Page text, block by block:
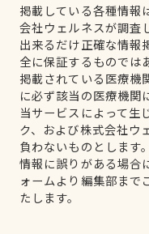
掲載している各種情報
会社ウェルネスが調査
出来るだけ正確な情報
全に保証するものでは
掲載されている医療機
に必ず該当の医療機関
当サービスによって生
ク、および株式会社ウ
負わないものとします。
情報に誤りがある場合
ォームより編集部まで
たします。